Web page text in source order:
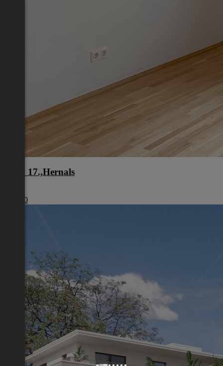
Wien 17.,Hernals
€ 1.980